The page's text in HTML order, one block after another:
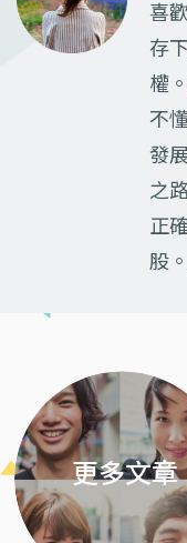
喜
存
權
不
發
之
正
股。
更多文章